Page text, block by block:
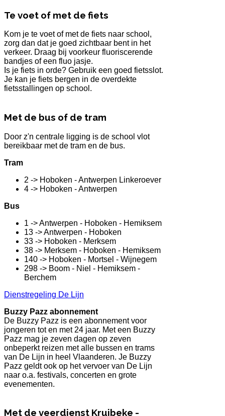
Te voet of met de fiets
Kom je te voet of met de fiets naar school,
zorg dan dat je goed zichtbaar bent in het
verkeer. Draag bij voorkeur fluoriscerende
bandjes of een fluo jasje.
Is je fiets in orde? Gebruik een goed fietsslot.
Je kan je fiets bergen in de overdekte
fietsstallingen op school.
Met de bus of de tram
Door z'n centrale ligging is de school vlot
bereikbaar met de tram en de bus.
Tram
2 -> Hoboken - Antwerpen Linkeroever
4 -> Hoboken - Antwerpen
Bus
1 -> Antwerpen - Hoboken - Hemiksem
13 -> Antwerpen - Hoboken
33 -> Hoboken - Merksem
38 -> Merksem - Hoboken - Hemiksem
140 -> Hoboken - Mortsel - Wijnegem
298 -> Boom - Niel - Hemiksem -
Berchem
Dienstregeling De Lijn
Buzzy Pazz abonnement
De Buzzy Pazz is een abonnement voor
jongeren tot en met 24 jaar. Met een Buzzy
Pazz mag je zeven dagen op zeven
onbeperkt reizen met alle bussen en trams
van De Lijn in heel Vlaanderen. Je Buzzy
Pazz geldt ook op het vervoer van De Lijn
naar o.a. festivals, concerten en grote
evenementen.
Met de veerdienst Kruibeke -